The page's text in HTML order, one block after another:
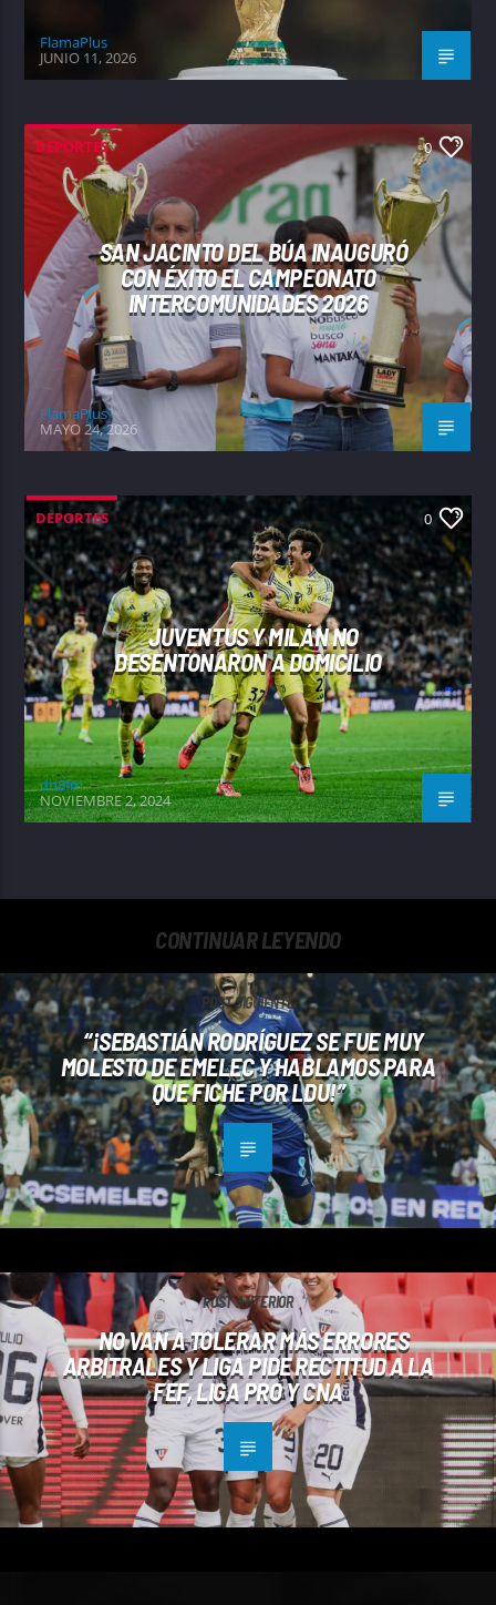
FlamaPlus
JUNIO 11, 2026
DEPORTES 0
SAN JACINTO DEL BÚA INAUGURÓ
CON ÉXITO EL CAMPEONATO
INTERCOMUNIDADES 2026
FlamaPlus
MAYO 24, 2026
DEPORTES 0
JUVENTUS Y MILÁN NO
DESENTONARON A DOMICILIO
dh8fm
NOVIEMBRE 2, 2024
CONTINUAR LEYENDO
POST SIGUIENTE
“¡SEBASTIÁN RODRÍGUEZ SE FUE MUY
MOLESTO DE EMELEC Y HABLAMOS PARA
QUE FICHE POR LDU!”
POST ANTERIOR
NO VAN A TOLERAR MÁS ERRORES
ARBITRALES Y LIGA PIDE RECTITUD A LA
FEF, LIGA PRO Y CNA